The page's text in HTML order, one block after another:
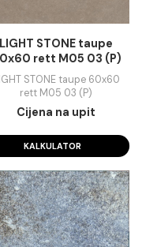
LIGHT STONE
60x60 rett M05 03
LIGHT STONE taupe
rett M05 03 (P)